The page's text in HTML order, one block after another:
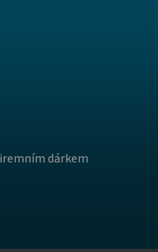
dárkem